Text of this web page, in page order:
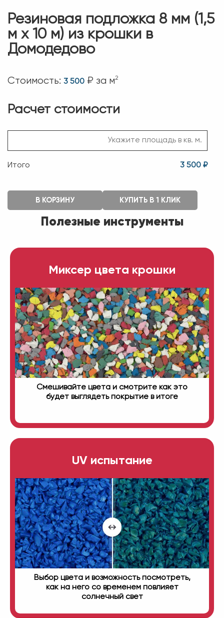
Резиновая подложка 8 мм (1,5
м х 10 м) из крошки в
Домодедово
Стоимость: 3 500 ₽ за м2
Расчет стоимости
Итого 3 500 ₽
В КОРЗИНУ КУПИТЬ В 1 КЛИК
Полезные инструменты
Миксер цвета крошки
Смешивайте цвета и смотрите как это
будет выглядеть покрытие в итоге
UV испытание
Выбор цвета и возможность посмотреть,
как на него со временем повлияет
солнечный свет